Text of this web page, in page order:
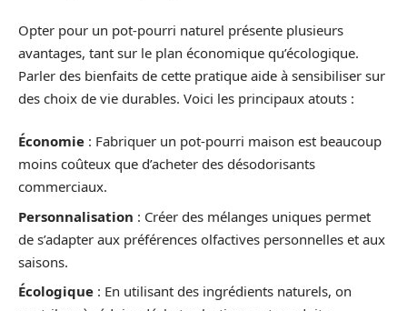
Opter pour un pot-pourri naturel présente plusieurs
avantages, tant sur le plan économique qu’écologique.
Parler des bienfaits de cette pratique aide à sensibiliser sur
des choix de vie durables. Voici les principaux atouts :
Économie : Fabriquer un pot-pourri maison est beaucoup
moins coûteux que d’acheter des désodorisants
commerciaux.
Personnalisation : Créer des mélanges uniques permet
de s’adapter aux préférences olfactives personnelles et aux
saisons.
Écologique : En utilisant des ingrédients naturels, on